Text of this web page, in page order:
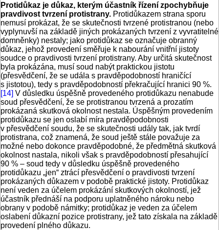
Protidůkaz je důkaz, kterým účastník řízení zpochybňuje
pravdivost tvrzení protistrany. Protidůkazem strana sporu
nemusí prokázat, že se skutečnosti tvrzené protistranou (nebo
vyplynuvší na základě jiných prokázaných tvrzení z vyvratitelné
domněnky) nestaly; jako protidůkaz se označuje obranný
důkaz, jehož provedení směřuje k nabourání vnitřní jistoty
soudce o pravdivosti tvrzení protistrany. Aby určitá skutečnost
byla prokázána, musí soud nabýt praktickou jistotu
(přesvědčení, že se udála s pravděpodobností hraničící
s jistotou), tedy s pravděpodobností překračující hranici 90 %.
[14] V důsledku úspěšně provedeného protidůkazu nenabude
soud přesvědčení, že se protistranou tvrzená a prozatím
prokázaná skutková okolnost nestala. Úspěšným provedením
protidůkazu se jen oslabí míra pravděpodobnosti
v přesvědčení soudu, že se skutečnosti udály tak, jak tvrdí
protistrana, což znamená, že soud ještě stále považuje za
možné nebo dokonce pravděpodobné, že předmětná skutková
okolnost nastala, nikoli však s pravděpodobností přesahující
90 % – soud tedy v důsledku úspěšně provedeného
protidůkazu „jen“ ztrácí přesvědčení o pravdivosti tvrzení
prokázaných důkazem v podobě praktické jistoty. Protidůkaz
není veden za účelem prokázání skutkových okolností, jež
účastník přednáší na podporu uplatněného nároku nebo
obrany v podobě námitky; protidůkaz je veden za účelem
oslabení důkazní pozice protistrany, jež tato získala na základě
provedení plného důkazu.